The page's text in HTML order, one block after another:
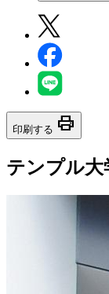
印刷する print
テンプル